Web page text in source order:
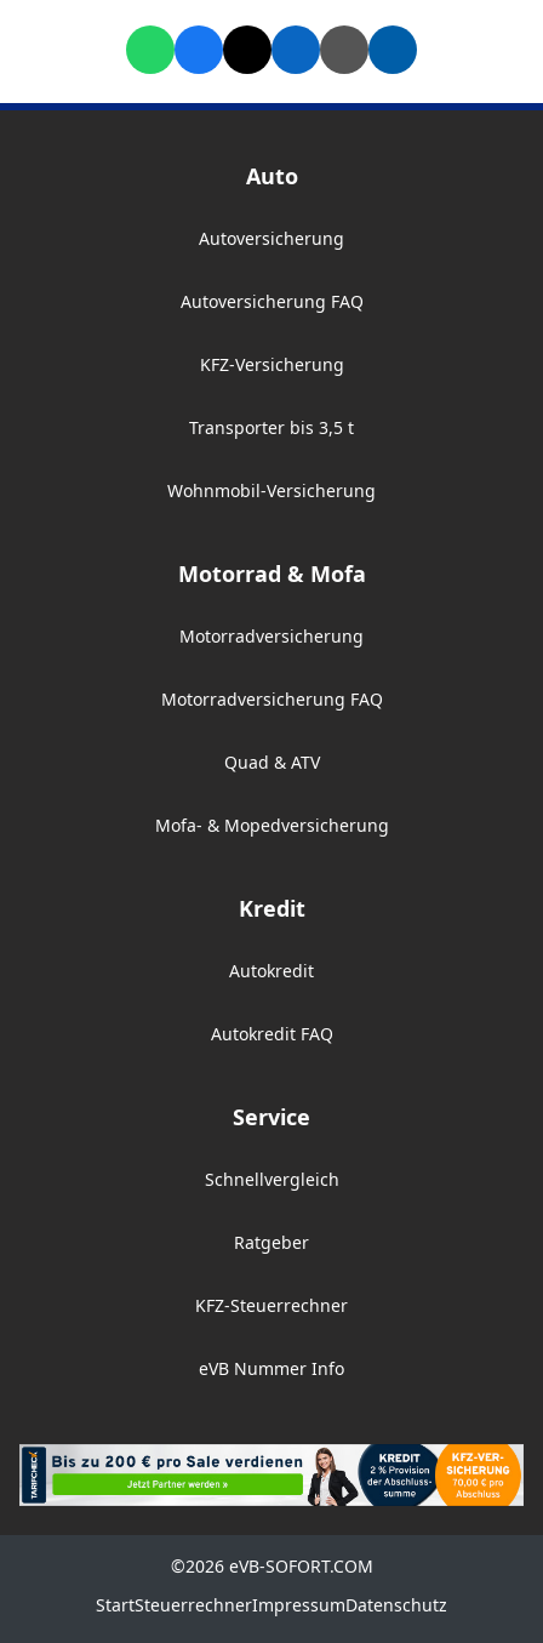
Auto
Autoversicherung
Autoversicherung FAQ
KFZ-Versicherung
Transporter bis 3,5 t
Wohnmobil-Versicherung
Motorrad & Mofa
Motorradversicherung
Motorradversicherung FAQ
Quad & ATV
Mofa- & Mopedversicherung
Kredit
Autokredit
Autokredit FAQ
Service
Schnellvergleich
Ratgeber
KFZ-Steuerrechner
eVB Nummer Info
©2026 eVB-SOFORT.COM
StartSteuerrechnerImpressumDatenschutz